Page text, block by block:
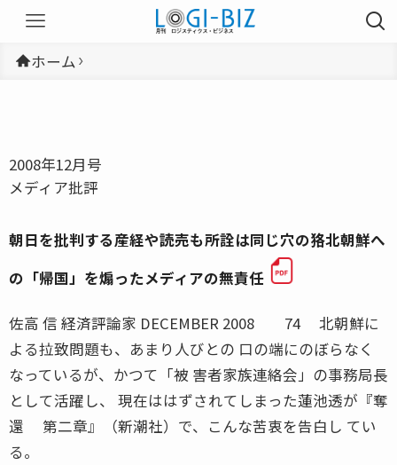
ホーム
2008年12月号
メディア批評
朝日を批判する産経や読売も所詮は同じ穴の狢北朝鮮へ
の「帰国」を煽ったメディアの無責任
佐高 信 経済評論家 DECEMBER 2008 74 北朝鮮に
よる拉致問題も、あまり人びとの 口の端にのぼらなく
なっているが、かつて「被 害者家族連絡会」の事務局長
として活躍し、 現在ははずされてしまった蓮池透が『奪
還 第二章』（新潮社）で、こんな苦衷を告白し てい
る。